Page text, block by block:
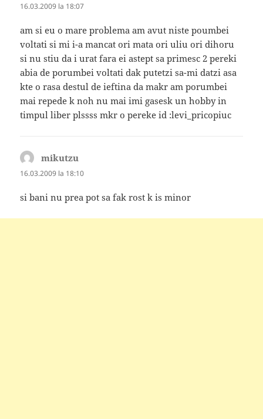
16.03.2009 la 18:07
am si eu o mare problema am avut niste poumbei
voltati si mi i-a mancat ori mata ori uliu ori dihoru
si nu stiu da i urat fara ei astept sa primesc 2 pereki
abia de porumbei voltati dak putetzi sa-mi datzi asa
kte o rasa destul de ieftina da makr am porumbei
mai repede k noh nu mai imi gasesk un hobby in
timpul liber plssss mkr o pereke id :levi_pricopiuc
mikutzu
16.03.2009 la 18:10
si bani nu prea pot sa fak rost k is minor